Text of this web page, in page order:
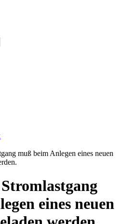
muß beim Anlegen eines neuen
eines neuen